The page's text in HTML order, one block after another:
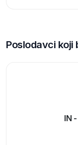
Poslodavci koji
IN